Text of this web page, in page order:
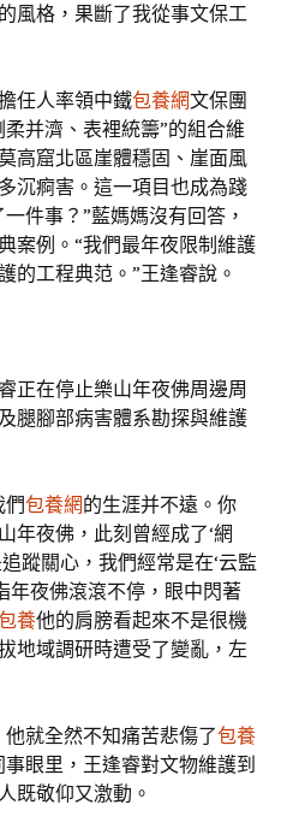
風格，果斷了我從事文保工
任人率領中鐵包養網文保團
并濟、表裡統籌”的組合維
高窟北區崖體穩固、崖面風
沉痾害。這一項目也成為踐
件事？”藍媽媽沒有回答，
案例。“我們最年夜限制維護
的工程典范。”王逢睿說。
正在停止樂山年夜佛周邊周
腿腳部病害體系勘探與維護
包養網的生涯并不遠。你
年夜佛，此刻曾經成了‘網
蹤關心，我們經常是在‘云監
年夜佛滾滾不停，眼中閃著
養他的肩膀看起來不是很機
地域調研時遭受了變亂，左
他就全然不知痛苦悲傷了包養
眼里，王逢睿對文物維護到
既敬仰又激動。